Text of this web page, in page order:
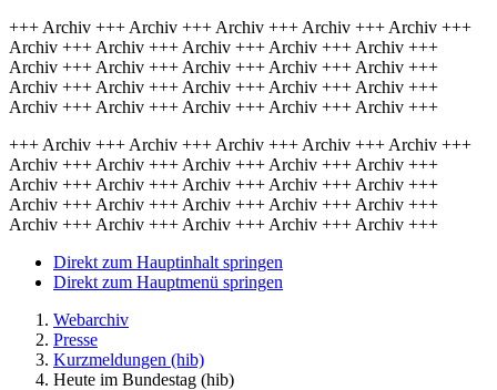
+++ Archiv +++ Archiv +++ Archiv +++ Archiv +++ Archiv +++
Archiv +++ Archiv +++ Archiv +++ Archiv +++ Archiv +++
Archiv +++ Archiv +++ Archiv +++ Archiv +++ Archiv +++
Archiv +++ Archiv +++ Archiv +++ Archiv +++ Archiv +++
Archiv +++ Archiv +++ Archiv +++ Archiv +++ Archiv +++
+++ Archiv +++ Archiv +++ Archiv +++ Archiv +++ Archiv +++
Archiv +++ Archiv +++ Archiv +++ Archiv +++ Archiv +++
Archiv +++ Archiv +++ Archiv +++ Archiv +++ Archiv +++
Archiv +++ Archiv +++ Archiv +++ Archiv +++ Archiv +++
Archiv +++ Archiv +++ Archiv +++ Archiv +++ Archiv +++
Direkt zum Hauptinhalt springen
Direkt zum Hauptmenü springen
Webarchiv
Presse
Kurzmeldungen (hib)
Heute im Bundestag (hib)